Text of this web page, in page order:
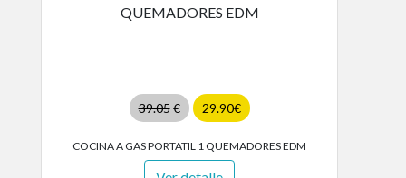
39.05€ 29.90€
COCINA A GAS PORTATIL 1 QUEMADORES EDM